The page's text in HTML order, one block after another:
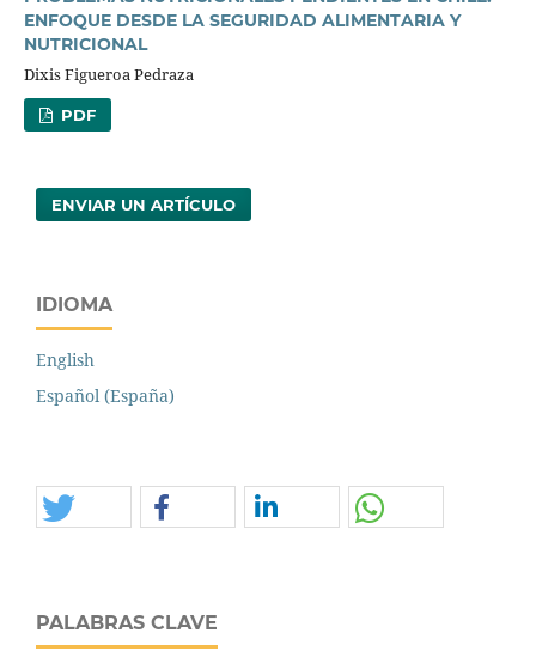
ENFOQUE DESDE LA SEGURIDAD ALIMENTARIA Y
NUTRICIONAL
Dixis Figueroa Pedraza
PDF
ENVIAR UN ARTÍCULO
IDIOMA
English
Español (España)
PALABRAS CLAVE